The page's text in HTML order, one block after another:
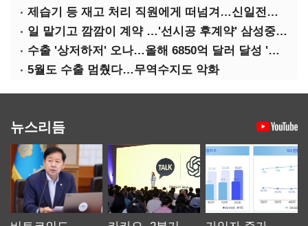
제습기 등 재고 처리 직원에게 떠넘겨…신일전자 '과징금 처벌'
일 맡기고 깜깜이 계약 …'선시공 후계약' 삼성중공업 덜미
수출 '상저하저' 오나…올해 6850억 달러 달성 '빨간불'
5월도 수출 멈췄다…무역수지도 악화
뉴스리듬